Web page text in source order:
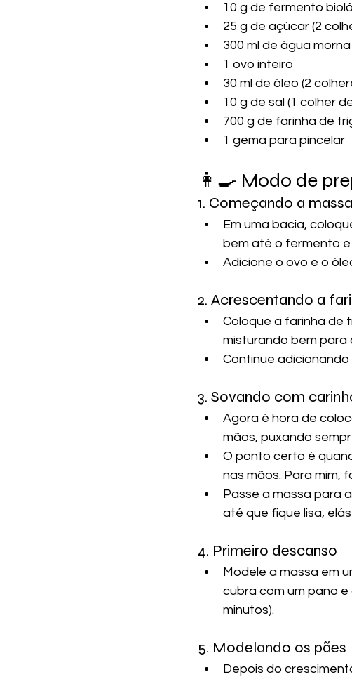
10 g de fermento
25 g de açúcar (2
300 ml de água
1 ovo inteiro
30 ml de óleo (2
10 g de sal (1 colher
700 g de farinha de
1 gema para pincelar
👩‍🍳 Modo de
1. Começando a massa
Em uma bacia,
bem até o fermento
Adicione o ovo e o
2. Acrescentando a
Coloque a farinha de
misturando bem para
Continue
3. Sovando com
Agora é hora de
mãos, puxando
O ponto certo é
nas mãos. Para mim,
Passe a massa para
até que fique lisa,
4. Primeiro descanso
Modele a massa em
cubra com um pano
minutos).
5. Modelando os pães
Depois do